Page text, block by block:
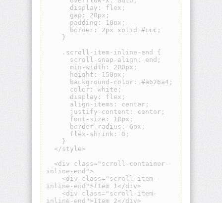
background-
origin
background-
position
background-
position-
background-
position-
background-
repeat
background-
size